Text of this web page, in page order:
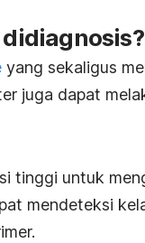
didiagnosis?
yang sekaligus
juga dapat
tinggi untuk
mendeteksi